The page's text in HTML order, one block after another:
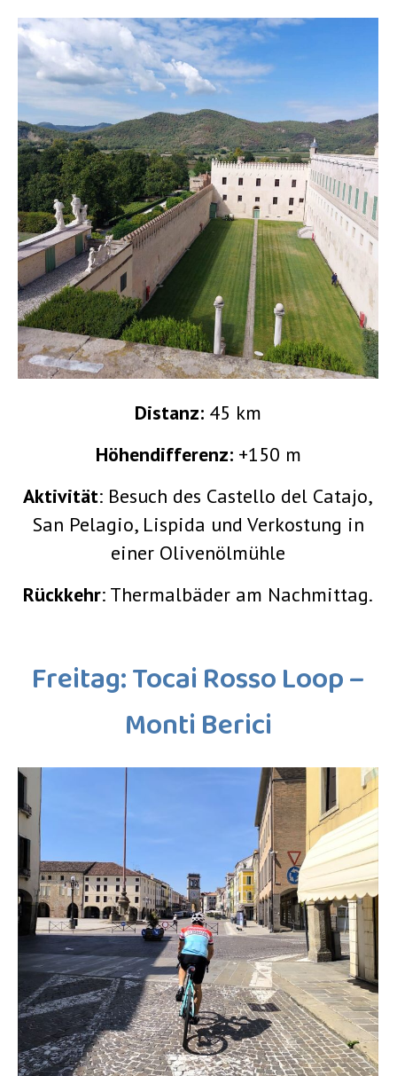
Distanz: 45 km
Höhendifferenz:+150 m
Aktivität: Besuch des Castello del Catajo,
San Pelagio, Lispida und Verkostung in
einer Olivenölmühle
Rückkehr: Thermalbäder am Nachmittag.
Freitag: Tocai Rosso Loop –
Monti Berici